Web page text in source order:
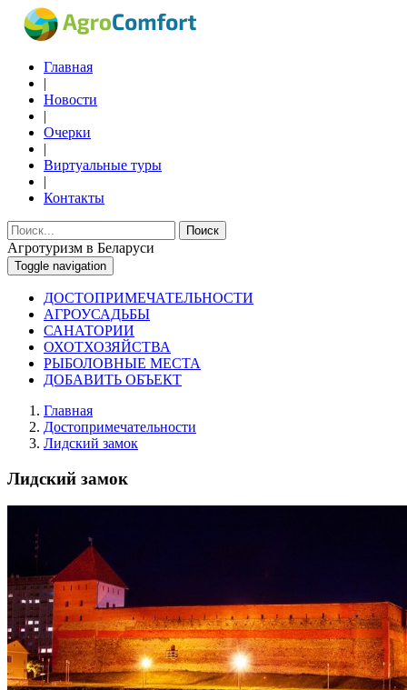
Главная
|
Новости
|
Очерки
|
Виртуальные туры
|
Контакты
Поиск
Агротуризм в Беларуси
Toggle navigation
ДОСТОПРИМЕЧАТЕЛЬНОСТИ
АГРОУСАДЬБЫ
САНАТОРИИ
ОХОТХОЗЯЙСТВА
РЫБОЛОВНЫЕ МЕСТА
ДОБАВИТЬ ОБЪЕКТ
Главная
Достопримечательности
Лидский замок
Лидский замок